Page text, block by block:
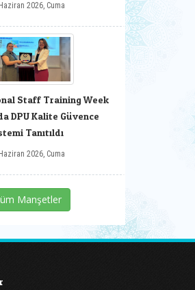
2026, Cuma
Staff Training Week
DPU Kalite Güvence
Tanıtıldı
2026, Cuma
Manşetler